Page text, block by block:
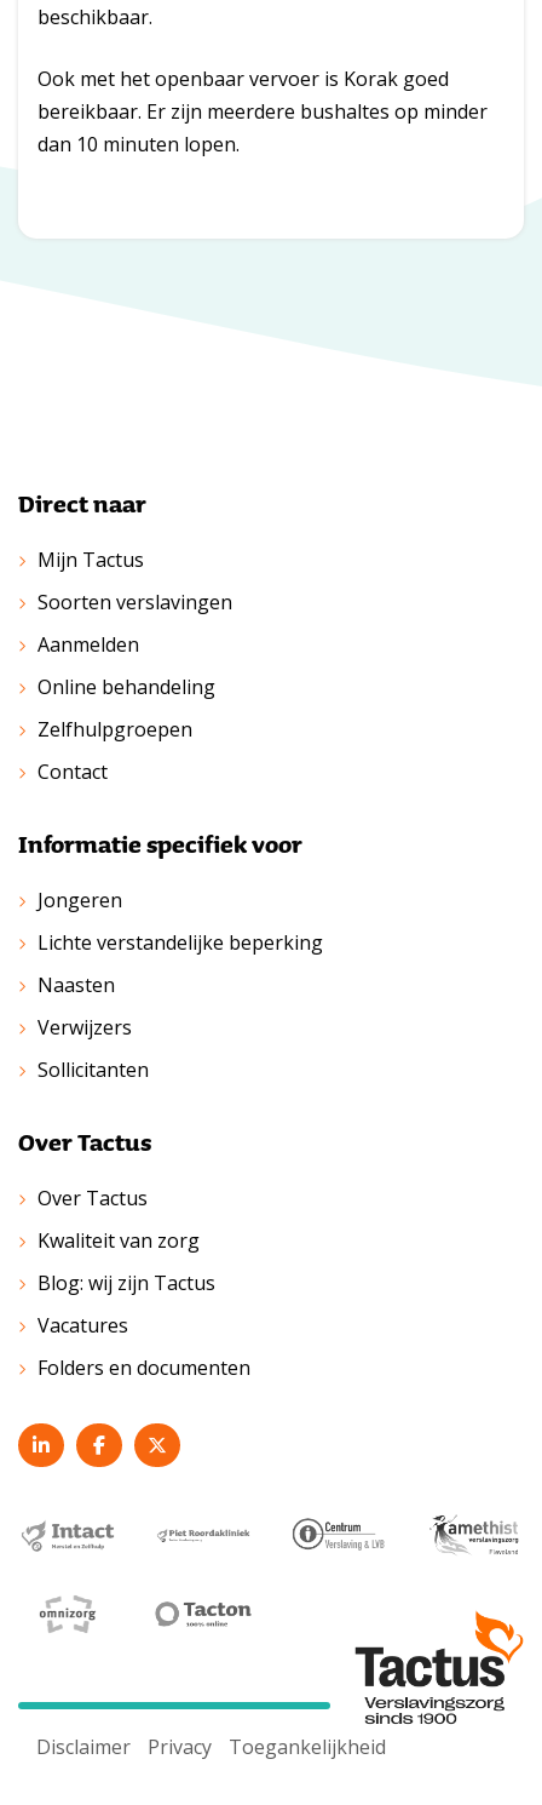
beschikbaar.
Ook met het openbaar vervoer is Korak goed
bereikbaar. Er zijn meerdere bushaltes op minder
dan 10 minuten lopen.
Direct naar
Mijn Tactus
Soorten verslavingen
Aanmelden
Online behandeling
Zelfhulpgroepen
Contact
Informatie specifiek voor
Jongeren
Lichte verstandelijke beperking
Naasten
Verwijzers
Sollicitanten
Over Tactus
Over Tactus
Kwaliteit van zorg
Blog: wij zijn Tactus
Vacatures
Folders en documenten
Disclaimer Privacy Toegankelijkheid